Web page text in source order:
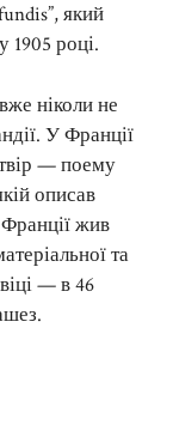
який
1905 році.
ніколи не
У Франції
— поему
описав
жив
та
— в 46